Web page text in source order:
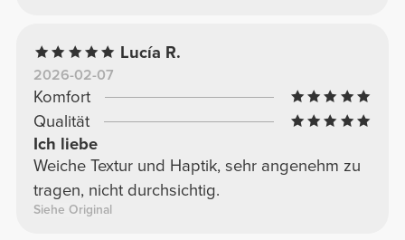
Lucía R.
2026-02-07
Komfort
Qualität
Ich liebe
Weiche Textur und Haptik, sehr angenehm zu
tragen, nicht durchsichtig.
Siehe Original